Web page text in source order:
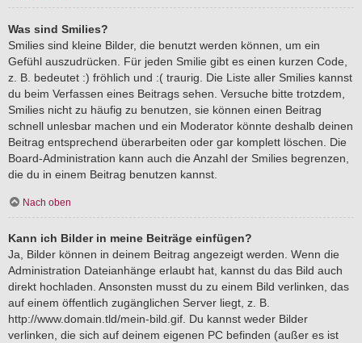
Was sind Smilies?
Smilies sind kleine Bilder, die benutzt werden können, um ein
Gefühl auszudrücken. Für jeden Smilie gibt es einen kurzen Code,
z. B. bedeutet :) fröhlich und :( traurig. Die Liste aller Smilies kannst
du beim Verfassen eines Beitrags sehen. Versuche bitte trotzdem,
Smilies nicht zu häufig zu benutzen, sie können einen Beitrag
schnell unlesbar machen und ein Moderator könnte deshalb deinen
Beitrag entsprechend überarbeiten oder gar komplett löschen. Die
Board-Administration kann auch die Anzahl der Smilies begrenzen,
die du in einem Beitrag benutzen kannst.
Nach oben
Kann ich Bilder in meine Beiträge einfügen?
Ja, Bilder können in deinem Beitrag angezeigt werden. Wenn die
Administration Dateianhänge erlaubt hat, kannst du das Bild auch
direkt hochladen. Ansonsten musst du zu einem Bild verlinken, das
auf einem öffentlich zugänglichen Server liegt, z. B.
http://www.domain.tld/mein-bild.gif. Du kannst weder Bilder
verlinken, die sich auf deinem eigenen PC befinden (außer es ist